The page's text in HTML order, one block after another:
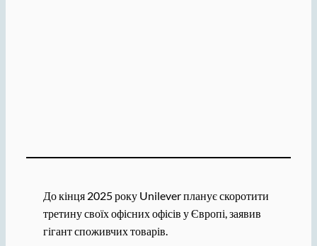
До кінця 2025 року Unilever планує скоротити
третину своїх офісних офісів у Європі, заявив
гігант споживчих товарів.